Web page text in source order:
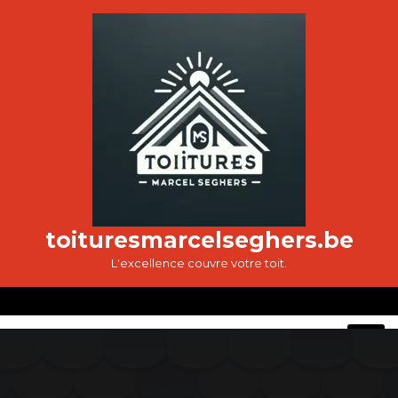
toituresmarcelseghers.be
L'excellence couvre votre toit.